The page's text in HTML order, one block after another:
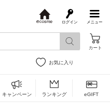
メニュー
ログイン
s
カート
お気に入り
キャンペーン ランキング eGIFT